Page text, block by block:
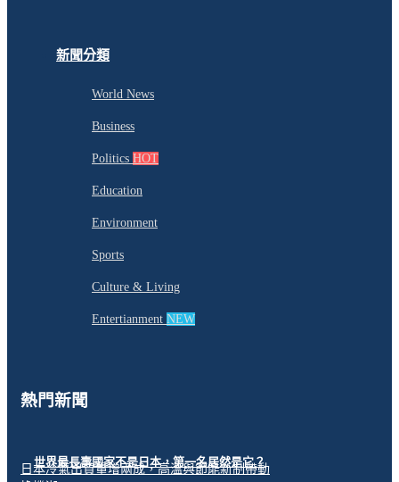
新聞分類
World News
Business
Politics HOT
Education
Environment
Sports
Culture & Living
Entertianment NEW
熱門新聞
世界最長壽國家不是日本，第一名居然是它？
日本冷氣出貨量增兩成，高溫與節能新制帶動